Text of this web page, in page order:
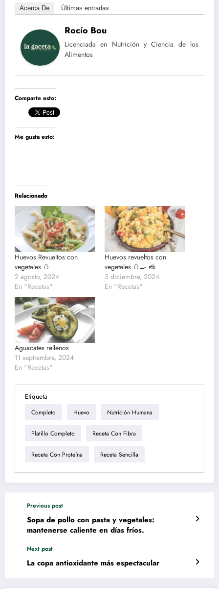
Acerca De Últimas entradas
Rocío Bou
Licenciada en Nutrición y Ciencia de los
Alimentos
Comparte esto:
Me gusta esto:
Relacionado
Huevos Revueltos con
vegetales 🥚
2 agosto, 2024
En "Recetas"
Huevos revueltos con
vegetales 🥚🍳 🧀
3 diciembre, 2024
En "Recetas"
Aguacates rellenos
11 septiembre, 2024
En "Recetas"
Etiqueta
Completo Huevo Nutrición Humana
Platillo Completo Receta Con Fibra
Receta Con Proteína Receta Sencilla
Previous post
Sopa de pollo con pasta y vegetales:
mantenerse caliente en días fríos.
Next post
La copa antioxidante más espectacular